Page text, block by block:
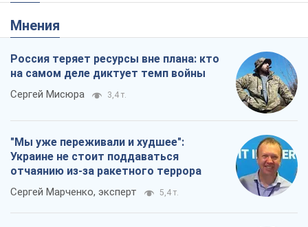
Мнения
Россия теряет ресурсы вне плана: кто
на самом деле диктует темп войны
Сергей Мисюра 3,4 т.
"Мы уже переживали и худшее":
Украине не стоит поддаваться
отчаянию из-за ракетного террора
Сергей Марченко, эксперт 5,4 т.